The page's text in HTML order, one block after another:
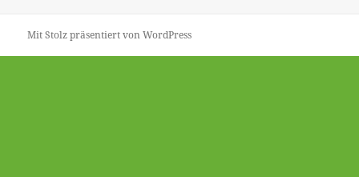
Mit Stolz präsentiert von WordPress